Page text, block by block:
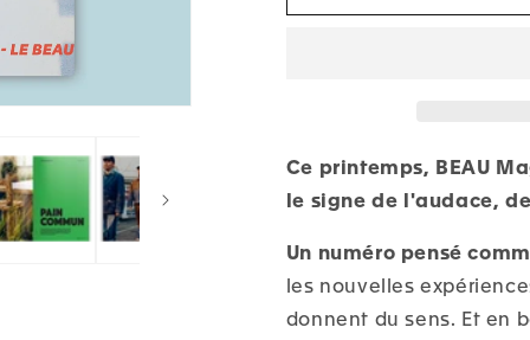
-
-
Ce printemps, BEAU
le signe de l'audace,
Un numéro pensé
les nouvelles
donnent du sens. Et en